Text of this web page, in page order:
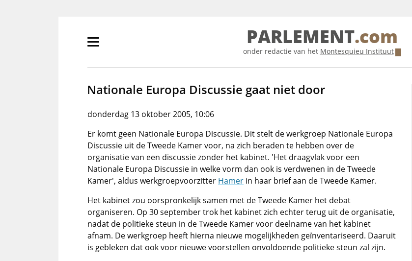
Primair
tonen/verbergen
PARLEMENT.com
onder redactie van het Montesquieu Instituut
Nationale Europa Discussie gaat niet door
donderdag 13 oktober 2005, 10:06
Er komt geen Nationale Europa Discussie. Dit stelt de werkgroep Nationale Europa
Discussie uit de Tweede Kamer voor, na zich beraden te hebben over de
organisatie van een discussie zonder het kabinet. 'Het draagvlak voor een
Nationale Europa Discussie in welke vorm dan ook is verdwenen in de Tweede
Kamer', aldus werkgroepvoorzitter Hamer in haar brief aan de Tweede Kamer.
Het kabinet zou oorspronkelijk samen met de Tweede Kamer het debat
organiseren. Op 30 september trok het kabinet zich echter terug uit de organisatie,
nadat de politieke steun in de Tweede Kamer voor deelname van het kabinet
afnam. De werkgroep heeft hierna nieuwe mogelijkheden geïnventariseerd. Daaruit
is gebleken dat ook voor nieuwe voorstellen onvoldoende politieke steun zal zijn.